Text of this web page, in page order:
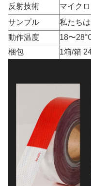
反射技術
マイク
サンプル
私たち
動作温度
18〜
梱包
1箱/箱